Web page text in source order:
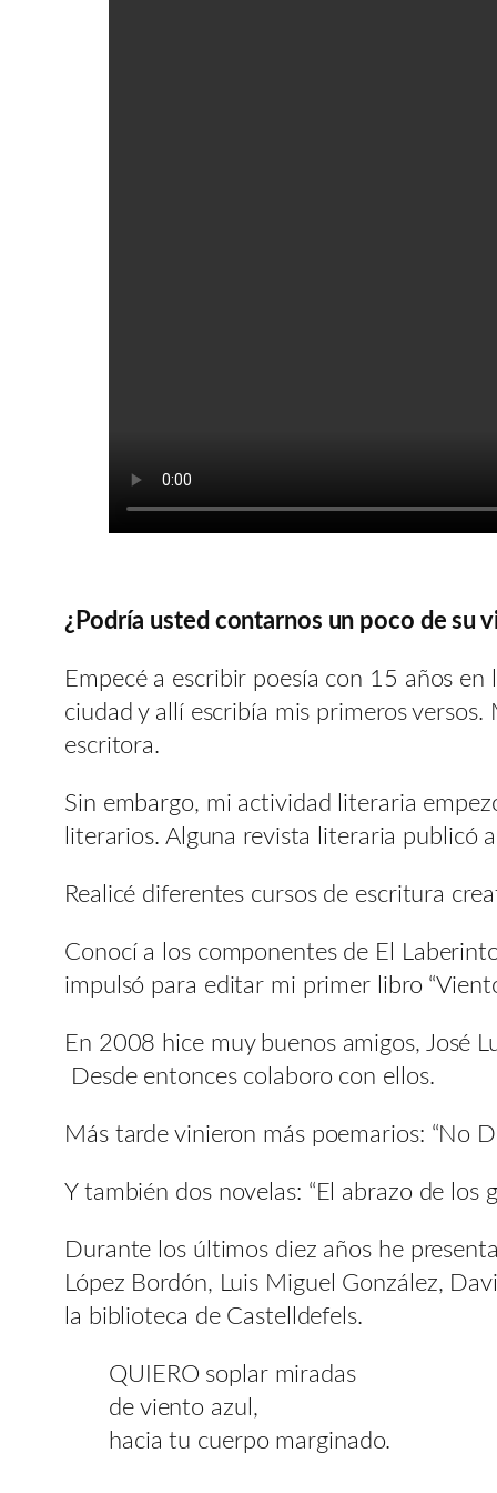
¿Podría usted contarnos un poco de su
Empecé a escribir poesía con 15 años
ciudad y allí escribía mis primeros
escritora.
Sin embargo, mi actividad literaria
literarios. Alguna revista literaria publicó
Realicé diferentes cursos de escritura
Conocí a los componentes de El
impulsó para editar mi primer libro
En 2008 hice muy buenos amigos, José
Desde entonces colaboro con ellos.
Más tarde vinieron más poemarios: “No
Y también dos novelas: “El abrazo de los
Durante los últimos diez años he
López Bordón, Luis Miguel González,
la biblioteca de Castelldefels.
QUIERO soplar miradas
de viento azul,
hacia tu cuerpo marginado.